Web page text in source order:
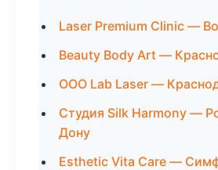
Laser Premium Clinic —
Beauty Body Art —
ООО Lab Laser —
Студия Silk Harmony —
Дону
Esthetic Vita Care —